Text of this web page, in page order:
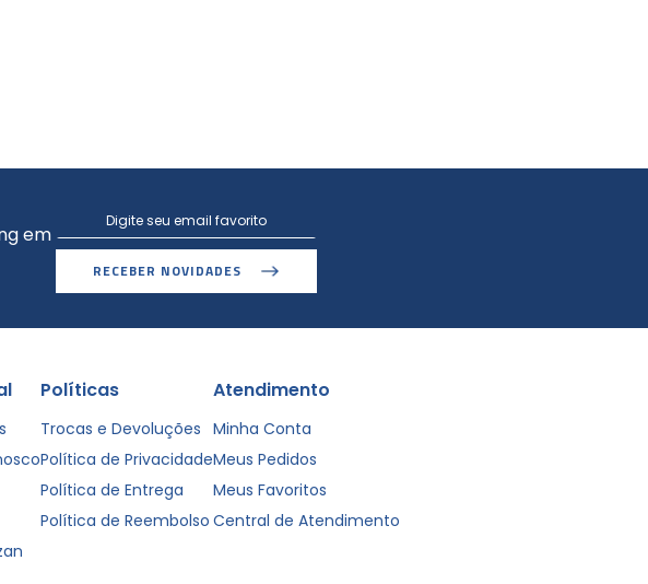
em
RECEBER NOVIDADES
Políticas
Trocas e Devoluções
Política de Privacidade
Política de Entrega
Política de Reembolso
Atendimento
Minha Conta
Meus Pedidos
Meus Favoritos
Central de Atendimento